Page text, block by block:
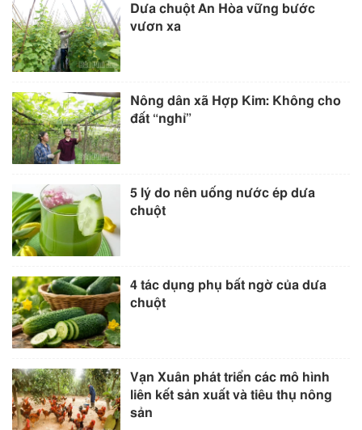
Dưa chuột An Hòa vững bước
vươn xa
Nông dân xã Hợp Kim: Không cho
đất “nghỉ”
5 lý do nên uống nước ép dưa
chuột
4 tác dụng phụ bất ngờ của dưa
chuột
Vạn Xuân phát triển các mô hình
liên kết sản xuất và tiêu thụ nông
sản